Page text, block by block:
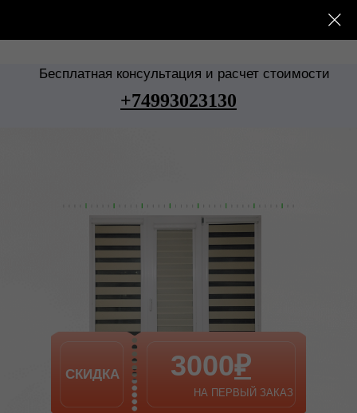
Бесплатная консультация и расчет стоимости
+74993023130
Купить шторы в
Дмитрове
3000₽
СКИДКА
НА ПЕРВЫЙ ЗАКАЗ